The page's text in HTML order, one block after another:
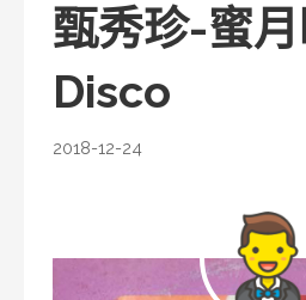
甄秀珍-蜜月
Disco
2018-12-24